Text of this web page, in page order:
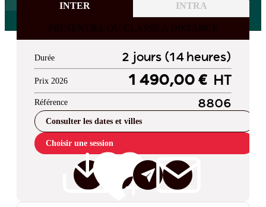
INTER INTRA
PRESENTIEL OU CLASSE A DISTANCE
Durée 2 jours (14 heures)
Prix 2026 1 490,00 € HT
Référence 8806
Consulter les dates et villes
Choisir une session